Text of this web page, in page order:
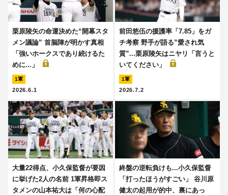
栗原陵矢の命運決めた“開幕スタ
メン議論” 首脳陣が明かす真相
「強いホークスであり続けるた
めに...」
1軍
2026.6.1
前田悠伍の援護率「7.85」をガ
チ考察 野手が語る”愛され気
質”...栗原陵矢はニヤリ「言うと
いてください」
1軍
2026.7.2
大量22得点、小久保監督が要因
に挙げた2人の名前 1軍昇格即ス
タメンの山本祐大は「何の心配
終盤の逆転負けも...小久保監督
「打ったほうがすごい」 谷川原
健太の起用が的中、裏にあっ